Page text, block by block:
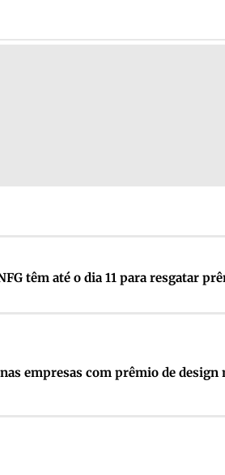
têm até o dia 11 para resgatar
empresas com prêmio de design